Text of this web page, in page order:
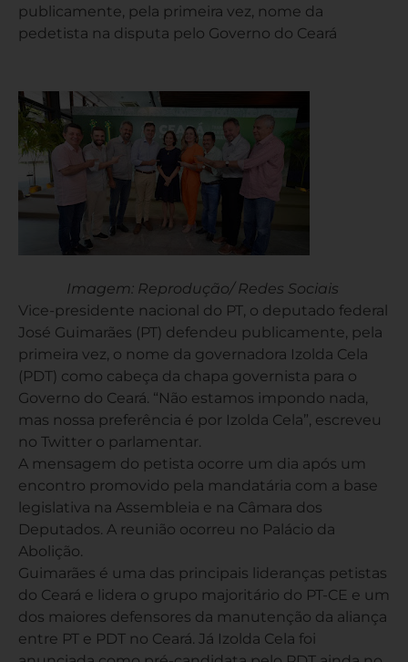
publicamente, pela primeira vez, nome da
pedetista na disputa pelo Governo do Ceará
Imagem: Reprodução/ Redes Sociais
Vice-presidente nacional do PT, o deputado federal
José Guimarães (PT) defendeu publicamente, pela
primeira vez, o nome da governadora Izolda Cela
(PDT) como cabeça da chapa governista para o
Governo do Ceará. “Não estamos impondo nada,
mas nossa preferência é por Izolda Cela”, escreveu
no Twitter o parlamentar.
A mensagem do petista ocorre um dia após um
encontro promovido pela mandatária com a base
legislativa na Assembleia e na Câmara dos
Deputados. A reunião ocorreu no Palácio da
Abolição.
Guimarães é uma das principais lideranças petistas
do Ceará e lidera o grupo majoritário do PT-CE e um
dos maiores defensores da manutenção da aliança
entre PT e PDT no Ceará. Já Izolda Cela foi